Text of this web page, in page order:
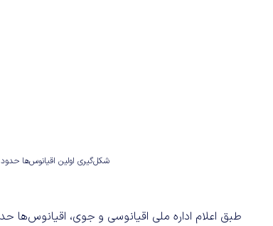
شکل‌گیری اولین اقیانوس‌ها حدود ۳.۸ میلیارد سال پیش